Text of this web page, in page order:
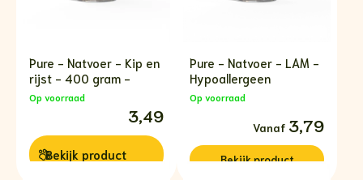
Pure - Natvoer - Kip en
rijst - 400 gram -
Op voorraad
3,49
Bekijk product
Pure - Natvoer - LAM -
Hypoallergeen
Op voorraad
3,79
Prijsklasse:
€3,79
tot
€5,99
Bekijkproduct